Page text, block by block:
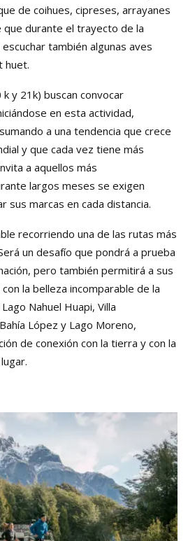
de coihues, cipreses, arrayanes
que durante el trayecto de la
también algunas aves
huet.
y 21k) buscan convocar
en esta actividad,
a una tendencia que crece
y que cada vez tiene más
a aquellos más
largos meses se exigen
sus marcas en cada distancia.
recorriendo una de las rutas más
un desafío que pondrá a prueba
pero también permitirá a sus
la belleza incomparable de la
Nahuel Huapi, Villa
López y Lago Moreno,
de conexión con la tierra y con la